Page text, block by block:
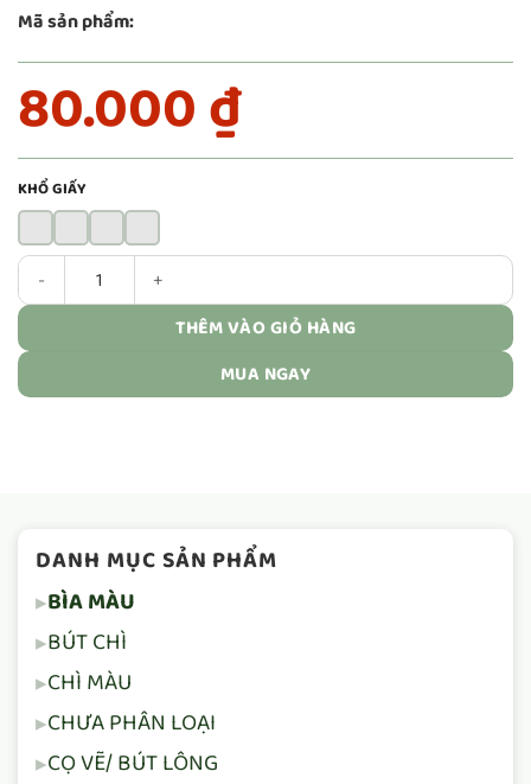
Mã sản phẩm:
80.000₫
KHỔ GIẤY
Bìa màu đỏ 160gsm làm pháo giấy 1kg size 42cm số lượng
THÊM VÀO GIỎ HÀNG
MUA NGAY
DANH MỤC SẢN PHẨM
BÌA MÀU
BÚT CHÌ
CHÌ MÀU
CHƯA PHÂN LOẠI
CỌ VẼ/ BÚT LÔNG